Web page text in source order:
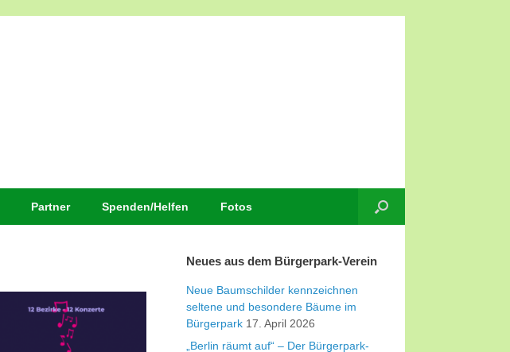
Partner Spenden/Helfen Fotos
Neues aus dem Bürgerpark-Verein
Neue Baumschilder kennzeichnen
seltene und besondere Bäume im
Bürgerpark 17. April 2026
„Berlin räumt auf“ – Der Bürgerpark-